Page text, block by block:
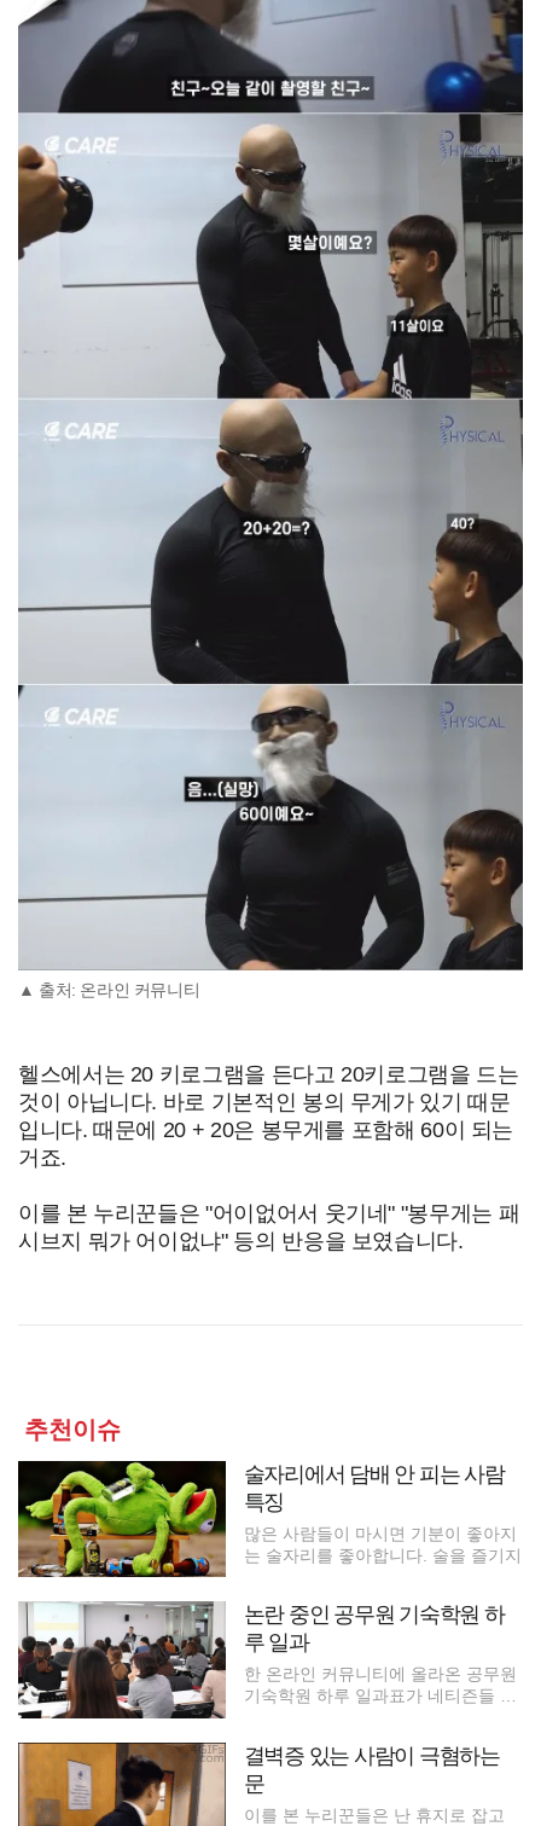
▲ 출처: 온라인 커뮤니티
헬스에서는 20 키로그램을 든다고 20키로그램을 드는
것이 아닙니다. 바로 기본적인 봉의 무게가 있기 때문
입니다. 때문에 20 + 20은 봉무게를 포함해 60이 되는
거죠.
이를 본 누리꾼들은 "어이없어서 웃기네" "봉무게는 패
시브지 뭐가 어이없냐" 등의 반응을 보였습니다.
추천이슈
술자리에서 담배 안 피는 사람
특징
많은 사람들이 마시면 기분이 좋아지
는 술자리를 좋아합니다. 술을 즐기지
논란 중인 공무원 기숙학원 하
루 일과
한 온라인 커뮤니티에 올라온 공무원
기숙학원 하루 일과표가 네티즌들 사
결벽증 있는 사람이 극혐하는
문
이를 본 누리꾼들은 난 휴지로 잡고